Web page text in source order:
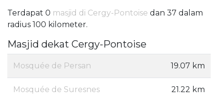
Terdapat 0 masjid di Cergy-Pontoise dan 37 dalam
radius 100 kilometer.
Masjid dekat Cergy-Pontoise
Mosquée de Persan 19.07 km
Mosquée de Suresnes 21.22 km